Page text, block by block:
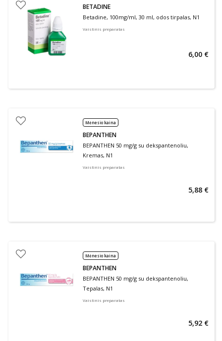
BETADINE
Betadine, 100mg/ml, 30 ml, odos tirpalas, N1
Vaistinis preparatas
6,00 €
Mėnesio kaina
BEPANTHEN
BEPANTHEN 50 mg/g su dekspantenoliu,
Kremas, N1
Vaistinis preparatas
5,88 €
Mėnesio kaina
BEPANTHEN
BEPANTHEN 50 mg/g su dekspantenoliu,
Tepalas, N1
Vaistinis preparatas
5,92 €